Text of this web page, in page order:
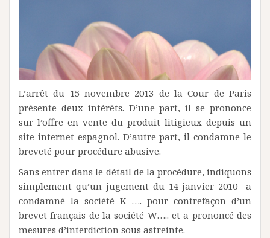
L’arrêt du 15 novembre 2013 de la Cour de Paris
présente deux intérêts. D’une part, il se prononce
sur l’offre en vente du produit litigieux depuis un
site internet espagnol. D’autre part, il condamne le
breveté pour procédure abusive.
Sans entrer dans le détail de la procédure, indiquons
simplement qu’un jugement du 14 janvier 2010 a
condamné la société K …. pour contrefaçon d’un
brevet français de la société W….. et a prononcé des
mesures d’interdiction sous astreinte.